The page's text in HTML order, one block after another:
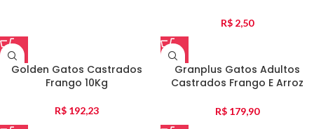
R$ 2,50
Golden Gatos Castrados
Frango 10Kg
R$ 192,23
Granplus Gatos Adultos
Castrados Frango E Arroz
R$ 179,90